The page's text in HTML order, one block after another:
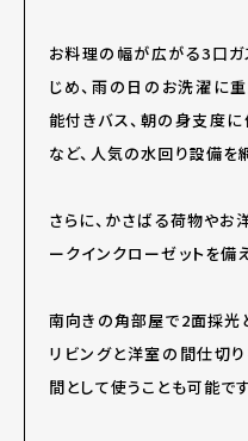
お料理の幅が広がる3口ガ
じめ、雨の日のお洗濯に
能付きバス、朝の身支度
など、人気の水回り設備を
さらに、かさばる荷物やお
ークインクローゼットを備
南向きの角部屋で2面採光
リビングと洋室の間仕切
間として使うことも可能です